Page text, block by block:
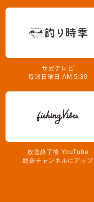
サガテレビ
毎週日曜日 AM 5:30
放送終了後 YouTube
総合チャンネルにアップ